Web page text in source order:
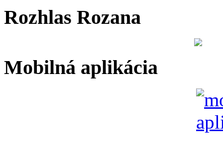
Rozhlas Rozana
Mobilná aplikácia